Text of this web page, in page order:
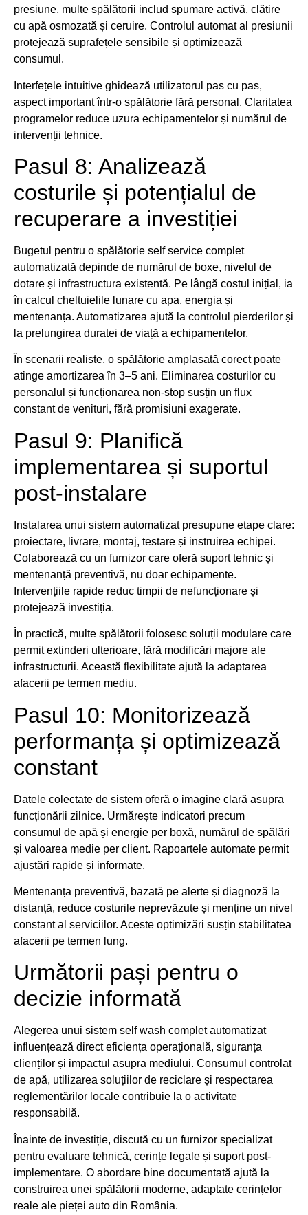
presiune, multe spălătorii includ spumare activă, clătire
cu apă osmozată și ceruire. Controlul automat al presiunii
protejează suprafețele sensibile și optimizează
consumul.
Interfețele intuitive ghidează utilizatorul pas cu pas,
aspect important într-o spălătorie fără personal. Claritatea
programelor reduce uzura echipamentelor și numărul de
intervenții tehnice.
Pasul 8: Analizează
costurile și potențialul de
recuperare a investiției
Bugetul pentru o spălătorie self service complet
automatizată depinde de numărul de boxe, nivelul de
dotare și infrastructura existentă. Pe lângă costul inițial, ia
în calcul cheltuielile lunare cu apa, energia și
mentenanța. Automatizarea ajută la controlul pierderilor și
la prelungirea duratei de viață a echipamentelor.
În scenarii realiste, o spălătorie amplasată corect poate
atinge amortizarea în 3–5 ani. Eliminarea costurilor cu
personalul și funcționarea non-stop susțin un flux
constant de venituri, fără promisiuni exagerate.
Pasul 9: Planifică
implementarea și suportul
post-instalare
Instalarea unui sistem automatizat presupune etape clare:
proiectare, livrare, montaj, testare și instruirea echipei.
Colaborează cu un furnizor care oferă suport tehnic și
mentenanță preventivă, nu doar echipamente.
Intervențiile rapide reduc timpii de nefuncționare și
protejează investiția.
În practică, multe spălătorii folosesc soluții modulare care
permit extinderi ulterioare, fără modificări majore ale
infrastructurii. Această flexibilitate ajută la adaptarea
afacerii pe termen mediu.
Pasul 10: Monitorizează
performanța și optimizează
constant
Datele colectate de sistem oferă o imagine clară asupra
funcționării zilnice. Urmărește indicatori precum
consumul de apă și energie per boxă, numărul de spălări
și valoarea medie per client. Rapoartele automate permit
ajustări rapide și informate.
Mentenanța preventivă, bazată pe alerte și diagnoză la
distanță, reduce costurile neprevăzute și menține un nivel
constant al serviciilor. Aceste optimizări susțin stabilitatea
afacerii pe termen lung.
Următorii pași pentru o
decizie informată
Alegerea unui sistem self wash complet automatizat
influențează direct eficiența operațională, siguranța
clienților și impactul asupra mediului. Consumul controlat
de apă, utilizarea soluțiilor de reciclare și respectarea
reglementărilor locale contribuie la o activitate
responsabilă.
Înainte de investiție, discută cu un furnizor specializat
pentru evaluare tehnică, cerințe legale și suport post-
implementare. O abordare bine documentată ajută la
construirea unei spălătorii moderne, adaptate cerințelor
reale ale pieței auto din România.